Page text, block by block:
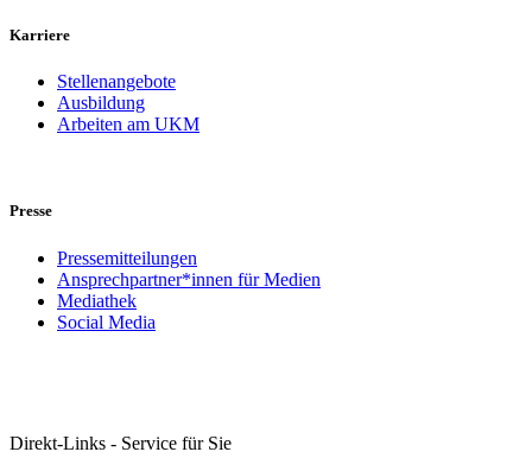
Karriere
Stellenangebote
Ausbildung
Arbeiten am UKM
Presse
Pressemitteilungen
Ansprechpartner*innen für Medien
Mediathek
Social Media
Direkt-Links - Service für Sie